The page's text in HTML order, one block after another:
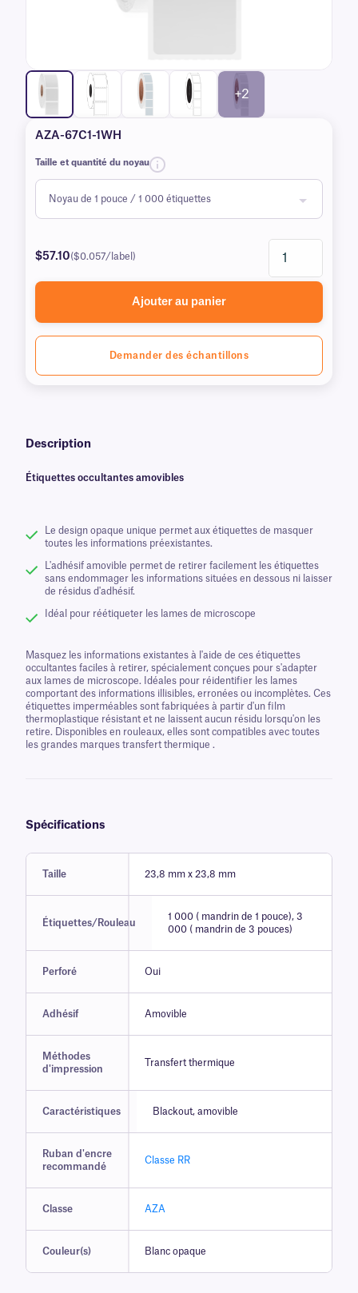
+2
AZA-67C1-1WH
Taille et quantité du noyau
$57.10($0.057/label)
Ajouter au panier
Demander des échantillons
Description
Étiquettes occultantes amovibles
Le design opaque unique permet aux étiquettes de masquer
toutes les informations préexistantes.
L'adhésif amovible permet de retirer facilement les étiquettes
sans endommager les informations situées en dessous ni laisser
de résidus d'adhésif.
Idéal pour réétiqueter les lames de microscope
Masquez les informations existantes à l'aide de ces étiquettes
occultantes faciles à retirer, spécialement conçues pour s'adapter
aux lames de microscope. Idéales pour réidentifier les lames
comportant des informations illisibles, erronées ou incomplètes. Ces
étiquettes imperméables sont fabriquées à partir d'un film
thermoplastique résistant et ne laissent aucun résidu lorsqu'on les
retire. Disponibles en rouleaux, elles sont compatibles avec toutes
les grandes marques transfert thermique .
Spécifications
Taille 23,8 mm x 23,8 mm
Étiquettes/Rouleau
1 000 ( mandrin de 1 pouce), 3
000 ( mandrin de 3 pouces)
Perforé Oui
Adhésif Amovible
Méthodes
d'impression
Transfert thermique
Caractéristiques Blackout, amovible
Ruban d'encre
recommandé
Classe RR
Classe AZA
Couleur(s) Blanc opaque